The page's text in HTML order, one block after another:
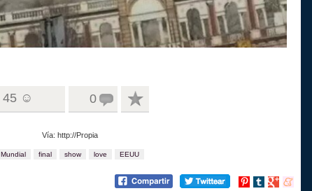
45 ☺ 0
Vía: http://Propia
Mundial final show love EEUU
Compartir
Compartir
Compartir